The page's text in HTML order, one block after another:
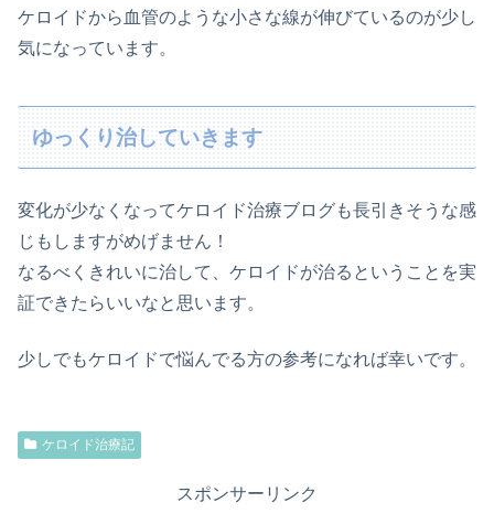
ケロイドから血管のような小さな線が伸びているのが少し
気になっています。
ゆっくり治していきます
変化が少なくなってケロイド治療ブログも長引きそうな感
じもしますがめげません！
なるべくきれいに治して、ケロイドが治るということを実
証できたらいいなと思います。
少しでもケロイドで悩んでる方の参考になれば幸いです。
ケロイド治療記
スポンサーリンク